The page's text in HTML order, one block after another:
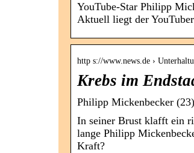
YouTube-Star Philipp
Aktuell liegt der
http s://www.news.de ›
Krebs im
Philipp Mickenbecker
In seiner Brust klafft ein
lange Philipp
Kraft?